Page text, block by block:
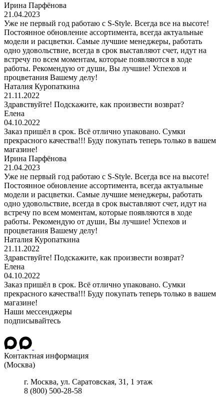
Ирина Парфёнова
21.04.2023
Уже не первый год работаю с S-Style. Всегда все на высоте!
Постоянное обновление ассортимента, всегда актуальные
модели и расцветки. Самые лучшие менеджеры, работать
одно удовольствие, всегда в срок выставляют счет, идут на
встречу по всем моментам, которые появляются в ходе
работы. Рекомендую от души, Вы лучшие! Успехов и
процветания Вашему делу!
Наталия Куропаткина
21.11.2022
Здравствуйте! Подскажите, как произвести возврат?
Елена
04.10.2022
Заказ пришёл в срок. Всё отлично упаковано. Сумки
прекрасного качества!!! Буду покупать теперь только в вашем
магазине!
Ирина Парфёнова
21.04.2023
Уже не первый год работаю с S-Style. Всегда все на высоте!
Постоянное обновление ассортимента, всегда актуальные
модели и расцветки. Самые лучшие менеджеры, работать
одно удовольствие, всегда в срок выставляют счет, идут на
встречу по всем моментам, которые появляются в ходе
работы. Рекомендую от души, Вы лучшие! Успехов и
процветания Вашему делу!
Наталия Куропаткина
21.11.2022
Здравствуйте! Подскажите, как произвести возврат?
Елена
04.10.2022
Заказ пришёл в срок. Всё отлично упаковано. Сумки
прекрасного качества!!! Буду покупать теперь только в вашем
магазине!
Наши мессенджеры
подписывайтесь
Контактная информация
(Москва)
г. Москва, ул. Саратовская, 31, 1 этаж
8 (800) 500-28-58